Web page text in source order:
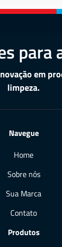
para
em
limpeza.
Navegue
Home
Sobre nós
Sua Marca
Contato
Produtos